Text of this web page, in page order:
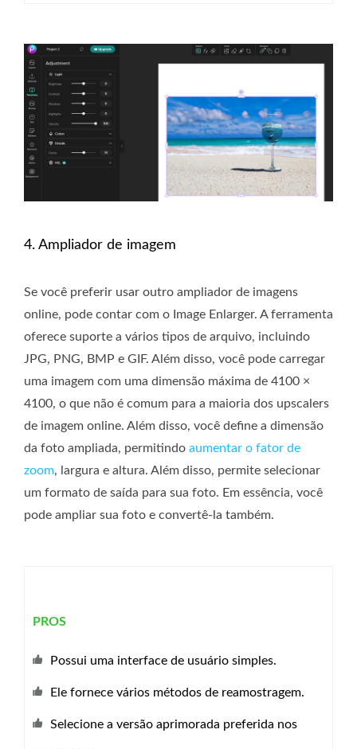
4. Ampliador de imagem
Se você preferir usar outro ampliador de imagens
online, pode contar com o Image Enlarger. A ferramenta
oferece suporte a vários tipos de arquivo, incluindo
JPG, PNG, BMP e GIF. Além disso, você pode carregar
uma imagem com uma dimensão máxima de 4100 ×
4100, o que não é comum para a maioria dos upscalers
de imagem online. Além disso, você define a dimensão
da foto ampliada, permitindo aumentar o fator de
zoom, largura e altura. Além disso, permite selecionar
um formato de saída para sua foto. Em essência, você
pode ampliar sua foto e convertê-la também.
PROS
Possui uma interface de usuário simples.
Ele fornece vários métodos de reamostragem.
Selecione a versão aprimorada preferida nos